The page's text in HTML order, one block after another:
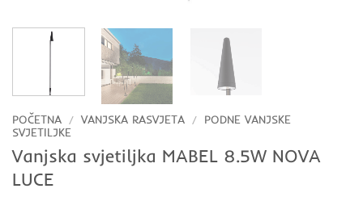
POČETNA / VANJSKA RASVJETA / PODNE VANJSKE
SVJETILJKE
Vanjska svjetiljka MABEL 8.5W NOVA
LUCE